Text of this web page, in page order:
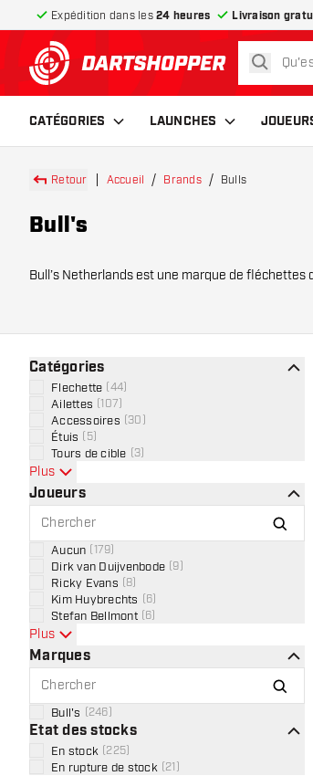
Expédition dans les 24 heures Livraison
retour à la page d’accueil
CATÉGORIES LAUNCHES
Retour Accueil Brands Bulls
Bull's
Bull’s Netherlands est une marque de
Catégories
Flechette 44
Ailettes 107
Accessoires 30
Étuis 5)
Tours de cible 3
Plus
Joueurs
Aucun 179
Dirk van Duijvenbode 9
Ricky Evans 8
Kim Huybrechts 6
Stefan Bellmont 6
Plus
Marques
Bull's 246
Etat des stocks
En stock 225
En rupture de stock 21